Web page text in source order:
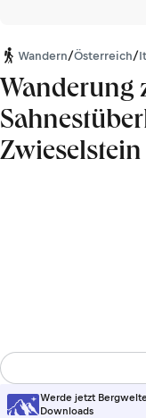
Wandern/Österreich/
Wanderung
Zwieselstein
Werde jetzt
Downloads